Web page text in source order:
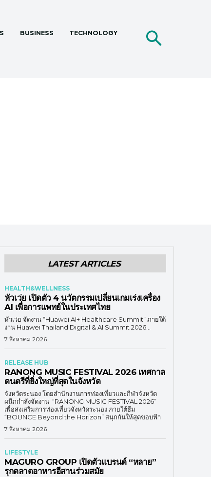
BUSINESS
TECHNOLOGY
LATEST ARTICLES
HEALTH&WELLNESS
หัวเว่ย เปิดตัว 4 นวัตกรรมเปลี่ยนเกมเร่งเครื่อง
AI เพื่อการแพทย์ในประเทศไทย
หัวเว่ย จัดงาน “Huawei AI+ Healthcare Summit” ภายใต้
งาน Huawei Thailand Digital & AI Summit 2026...
7 สิงหาคม 2026
RELEASE HUB
RANONG MUSIC FESTIVAL 2026 เทศกาล
ดนตรีที่ยิ่งใหญ่ที่สุดในจังหวัด
จังหวัดระนอง โดยสำนักงานการท่องเที่ยวและกีฬาจังหวัด
ผนึกกำลังจัดงาน “RANONG MUSIC FESTIVAL 2026”
เพื่อส่งเสริมการท่องเที่ยวจังหวัดระนอง ภายใต้ธีม
“BOUNCE Beyond the Horizon” สนุกกันให้สุดขอบฟ้า
7 สิงหาคม 2026
LIFESTYLE
MAGURO GROUP เปิดตัวแบรนด์ “หลาย”
รุกตลาดอาหารอีสานร่วมสมัย